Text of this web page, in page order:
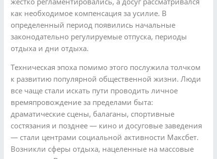
как необходимое компенсация за усилие. В
определенный период появились начальные
законодательно регулируемые отпуска, периоды
отдыха и дни отдыха.
Техническая эпоха помимо этого послужила толчком
к развитию популярной общественной жизни. Люди
все чаще стали искать пути проводить личное
времяпровождение за пределами быта:
драматические сцены, балаганы, спортивные
состязания и позднее — кино и досуговые заведения
— стали центрами социальной активности Максбет.
Возникли сферы отдыха, нацеленные на массовые